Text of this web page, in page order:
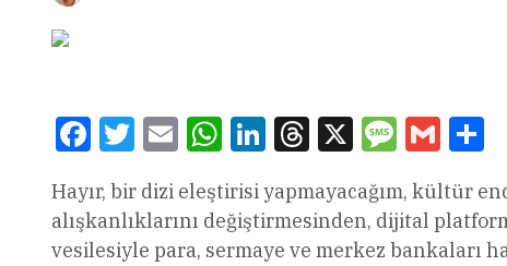
FacebookTwitterEmail WhatsAppLinkedInThreads
X Message
Gmail
Hayır, bir dizi eleştirisi yapmayacağım, kültür
alışkanlıklarını değiştirmesinden, dijital
vesilesiyle para, sermaye ve merkez bankaları